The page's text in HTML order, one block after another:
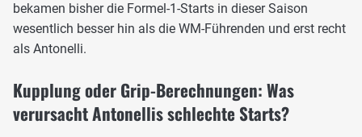
bekamen bisher die Formel-1-Starts in dieser Saison
wesentlich besser hin als die WM-Führenden und erst recht
als Antonelli.
Kupplung oder Grip-Berechnungen: Was
verursacht Antonellis schlechte Starts?